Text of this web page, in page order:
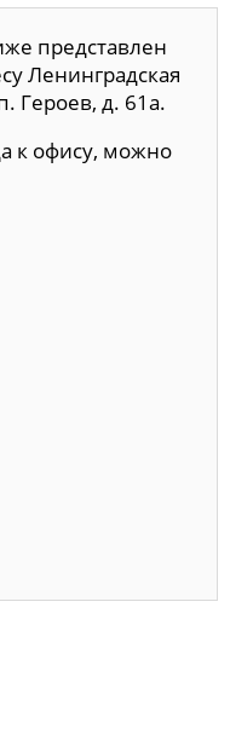
представлен
Ленинградская
Героев, д. 61а.
к офису, можно